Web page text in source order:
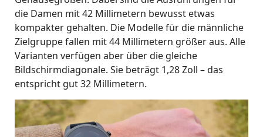
die Damen mit 42 Millimetern bewusst etwas
kompakter gehalten. Die Modelle für die männliche
Zielgruppe fallen mit 44 Millimetern größer aus. Alle
Varianten verfügen aber über die gleiche
Bildschirmdiagonale. Sie beträgt 1,28 Zoll – das
entspricht gut 32 Millimetern.